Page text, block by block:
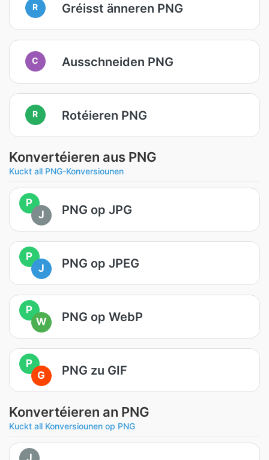
R Gréisst änneren PNG
C Ausschneiden PNG
R Rotéieren PNG
Konvertéieren aus PNG
Kuckt all PNG-Konversiounen
P
J
PNG op JPG
P
J
PNG op JPEG
P
W
PNG op WebP
P
G
PNG zu GIF
Konvertéieren an PNG
Kuckt all Konversiounen op PNG
J